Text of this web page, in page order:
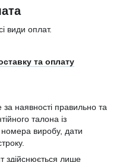
види оплат.
та оплату
наявності правильно та
талона із
виробу, дати
здійснюється лише